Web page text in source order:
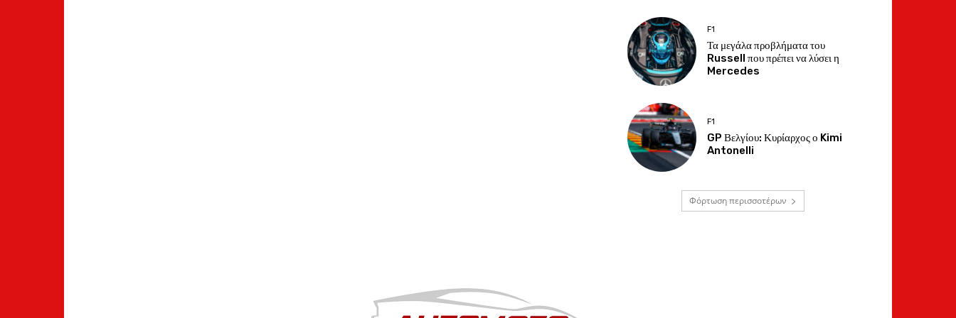
F1
Τα μεγάλα προβλήματα του
Russell που πρέπει να λύσει η
Mercedes
F1
GP Βελγίου: Κυρίαρχος ο Kimi
Antonelli
Φόρτωση περισσοτέρων